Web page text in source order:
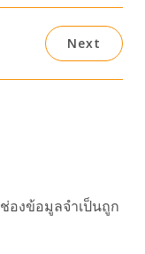
Next
ช่องข้อมูลจำเป็นถูก